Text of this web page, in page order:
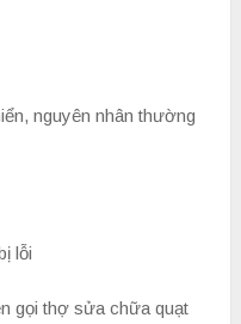
nguyên nhân thường
lỗi
gọi thợ sửa chữa quạt